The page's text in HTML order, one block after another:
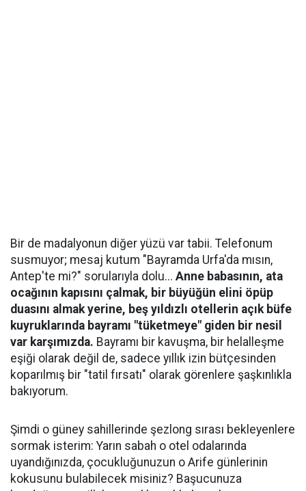
​Bir de madalyonun diğer yüzü var tabii. Telefonum
susmuyor; mesaj kutum "Bayramda Urfa'da mısın,
Antep'te mi?" sorularıyla dolu... Anne babasının, ata
ocağının kapısını çalmak, bir büyüğün elini öpüp
duasını almak yerine, beş yıldızlı otellerin açık büfe
kuyruklarında bayramı "tüketmeye" giden bir nesil
var karşımızda. Bayramı bir kavuşma, bir helalleşme
eşiği olarak değil de, sadece yıllık izin bütçesinden
koparılmış bir "tatil fırsatı" olarak görenlere şaşkınlıkla
bakıyorum.
​Şimdi o güney sahillerinde şezlong sırası bekleyenlere
sormak isterim: Yarın sabah o otel odalarında
uyandığınızda, çocukluğunuzun o Arife günlerinin
kokusunu bulabilecek misiniz? Başucunuza